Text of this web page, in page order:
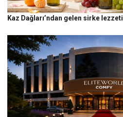
Kaz Dağları’ndan gelen sirke lezzeti